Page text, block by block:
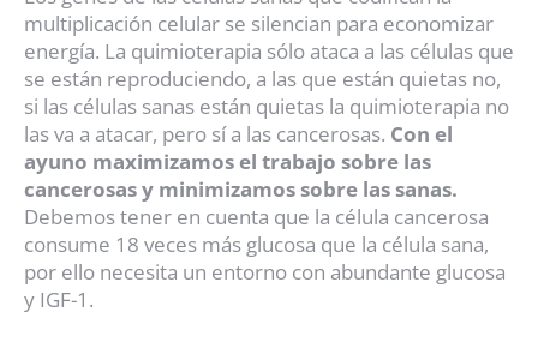
multiplicación celular se silencian para economizar
energía. La quimioterapia sólo ataca a las células que
se están reproduciendo, a las que están quietas no,
si las células sanas están quietas la quimioterapia no
las va a atacar, pero sí a las cancerosas. Con el
ayuno maximizamos el trabajo sobre las
cancerosas y minimizamos sobre las sanas.
Debemos tener en cuenta que la célula cancerosa
consume 18 veces más glucosa que la célula sana,
por ello necesita un entorno con abundante glucosa
y IGF-1.